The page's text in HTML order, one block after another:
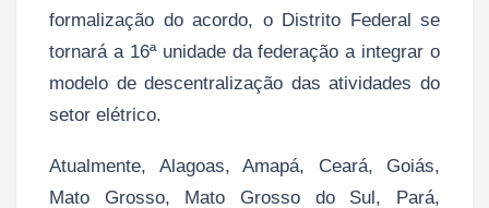
formalização do acordo, o Distrito Federal se
tornará a 16ª unidade da federação a integrar o
modelo de descentralização das atividades do
setor elétrico.
Atualmente, Alagoas, Amapá, Ceará, Goiás,
Mato Grosso, Mato Grosso do Sul, Pará,